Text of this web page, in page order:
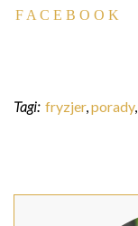
F A C E B O O K
Tagi: fryzjer,porady,